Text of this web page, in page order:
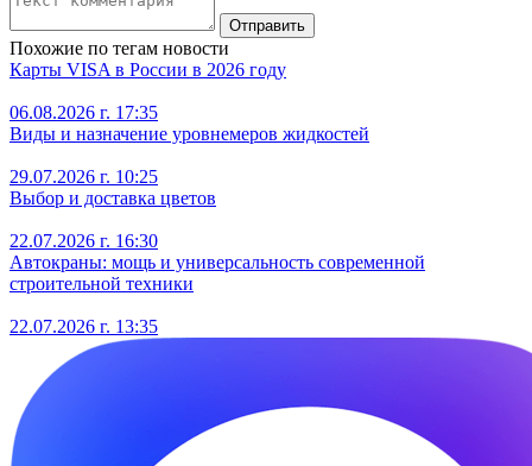
Отправить
Похожие по тегам новости
Карты VISA в России в 2026 году
06.08.2026 г. 17:35
Виды и назначение уровнемеров жидкостей
29.07.2026 г. 10:25
Выбор и доставка цветов
22.07.2026 г. 16:30
Автокраны: мощь и универсальность современной
строительной техники
22.07.2026 г. 13:35